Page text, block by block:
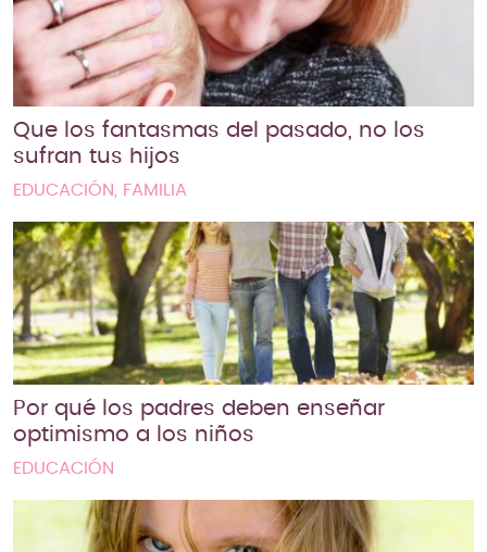
Que los fantasmas del pasado, no los
sufran tus hijos
EDUCACIÓN, FAMILIA
Por qué los padres deben enseñar
optimismo a los niños
EDUCACIÓN